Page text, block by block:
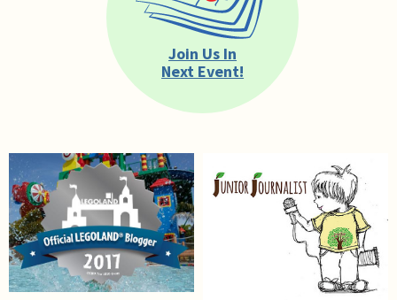
Join Us In
Next Event!